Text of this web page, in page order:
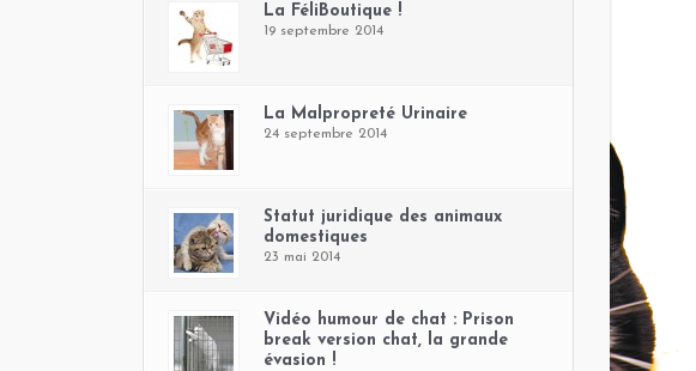
La FéliBoutique !
19 septembre 2014
La Malpropreté Urinaire
24 septembre 2014
Statut juridique des animaux
domestiques
23 mai 2014
Vidéo humour de chat : Prison
break version chat, la grande
évasion !